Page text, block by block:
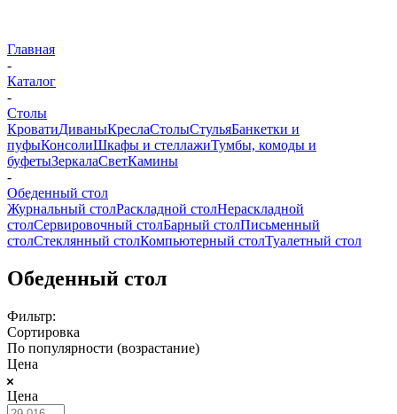
Главная
-
Каталог
-
Столы
КроватиДиваныКреслаСтолыСтульяБанкетки и
пуфыКонсолиШкафы и стеллажиТумбы, комоды и
буфетыЗеркалаСветКамины
-
Обеденный стол
Журнальный столРаскладной столНераскладной
столСервировочный столБарный столПисьменный
столСтеклянный столКомпьютерный столТуалетный стол
Обеденный стол
Фильтр:
Сортировка
По популярности (возрастание)
Цена
Цена